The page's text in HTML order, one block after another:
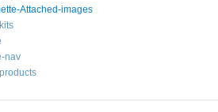
Attached-images
nav